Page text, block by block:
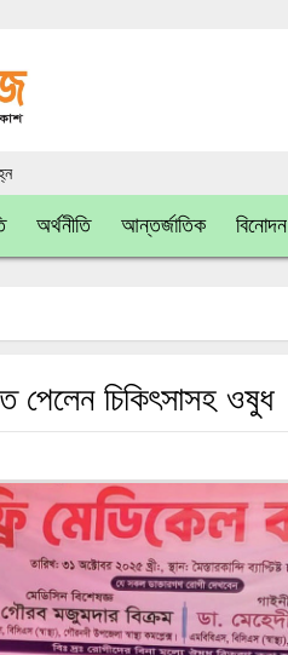
অর্থনীতি আন্তর্জাতিক বিনোদন
পেলেন চিকিৎসাসহ ওষুধ